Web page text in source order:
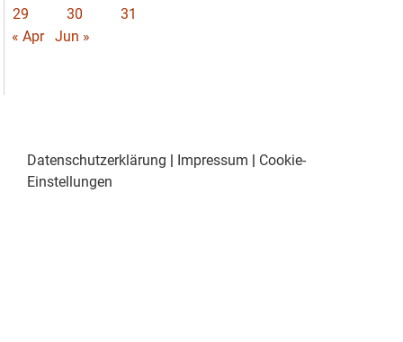
29
30
31
« Apr
Jun »
Datenschutzerklärung | Impressum | Cookie-
Einstellungen